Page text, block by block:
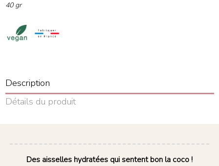
40 gr
Description
Détails du produit
Des aisselles hydratées qui sentent bon la coco !